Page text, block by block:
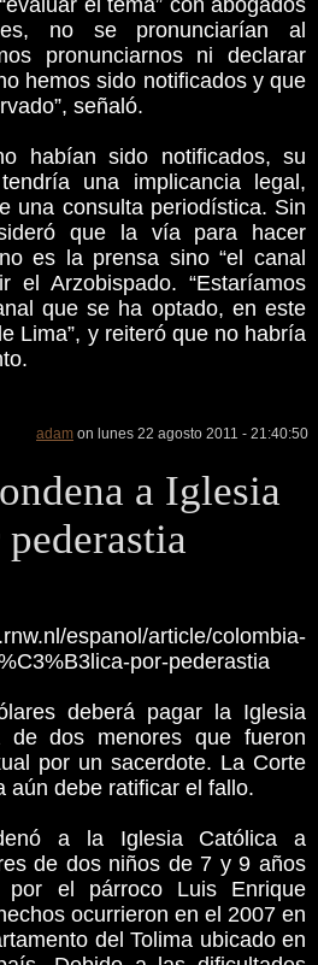
el tema” con abogados
no se pronunciarían al
pronunciarnos ni declarar
hemos sido notificados y que
señaló.
habían sido notificados, su
una implicancia legal,
una consulta periodística. Sin
que la vía para hacer
es la prensa sino “el canal
el Arzobispado. “Estaríamos
que se ha optado, en este
Lima”, y reiteró que no habría
adam on lunes 22 agosto 2011 - 21:40:50
a Iglesia
espanol/article/colombia-
por-pederastia
deberá pagar la Iglesia
dos menores que fueron
por un sacerdote. La Corte
aún debe ratificar el fallo.
a la Iglesia Católica a
de dos niños de 7 y 9 años
por el párroco Luis Enrique
ocurrieron en el 2007 en
del Tolima ubicado en